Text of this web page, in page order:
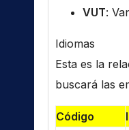
VUT:
Idiomas
Esta es la
buscará las
Código